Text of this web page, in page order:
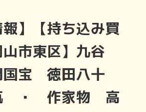
報】【持ち込み買
市東区】九谷
宝 徳田八十
・ 作家物 高